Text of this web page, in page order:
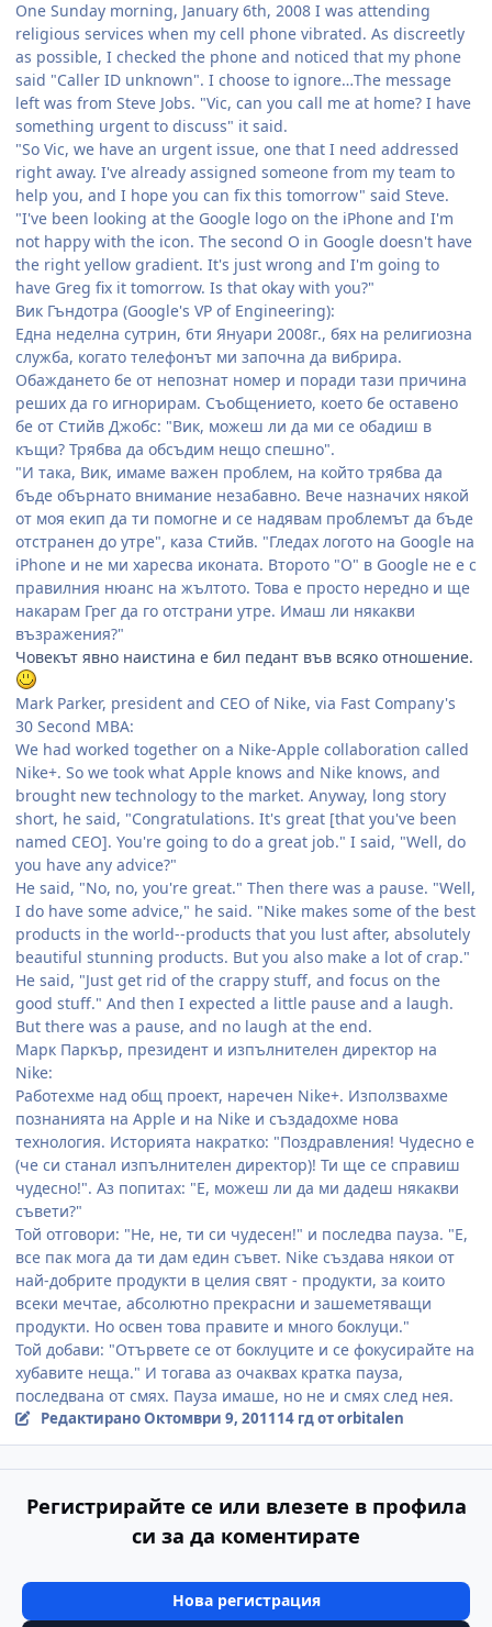
One Sunday morning, January 6th, 2008 I was attending
religious services when my cell phone vibrated. As discreetly
as possible, I checked the phone and noticed that my phone
said "Caller ID unknown". I choose to ignore…The message
left was from Steve Jobs. "Vic, can you call me at home? I have
something urgent to discuss" it said.
"So Vic, we have an urgent issue, one that I need addressed
right away. I've already assigned someone from my team to
help you, and I hope you can fix this tomorrow" said Steve.
"I've been looking at the Google logo on the iPhone and I'm
not happy with the icon. The second O in Google doesn't have
the right yellow gradient. It's just wrong and I'm going to
have Greg fix it tomorrow. Is that okay with you?"
Вик Гъндотра (Google's VP of Engineering):
Една неделна сутрин, 6ти Януари 2008г., бях на религиозна
служба, когато телефонът ми започна да вибрира.
Обаждането бе от непознат номер и поради тази причина
реших да го игнорирам. Съобщението, което бе оставено
бе от Стийв Джобс: "Вик, можеш ли да ми се обадиш в
къщи? Трябва да обсъдим нещо спешно".
"И така, Вик, имаме важен проблем, на който трябва да
бъде обърнато внимание незабавно. Вече назначих някой
от моя екип да ти помогне и се надявам проблемът да бъде
отстранен до утре", каза Стийв. "Гледах логото на Google на
iPhone и не ми харесва иконата. Второто "О" в Google не е с
правилния нюанс на жълтото. Това е просто нередно и ще
накарам Грег да го отстрани утре. Имаш ли някакви
възражения?"
Човекът явно наистина е бил педант във всяко отношение.
Mark Parker, president and CEO of Nike, via Fast Company's
30 Second MBA:
We had worked together on a Nike-Apple collaboration called
Nike+. So we took what Apple knows and Nike knows, and
brought new technology to the market. Anyway, long story
short, he said, "Congratulations. It's great [that you've been
named CEO]. You're going to do a great job." I said, "Well, do
you have any advice?"
He said, "No, no, you're great." Then there was a pause. "Well,
I do have some advice," he said. "Nike makes some of the best
products in the world--products that you lust after, absolutely
beautiful stunning products. But you also make a lot of crap."
He said, "Just get rid of the crappy stuff, and focus on the
good stuff." And then I expected a little pause and a laugh.
But there was a pause, and no laugh at the end.
Марк Паркър, президент и изпълнителен директор на
Nike:
Работехме над общ проект, наречен Nike+. Използвахме
познанията на Apple и на Nike и създадохме нова
технология. Историята накратко: "Поздравления! Чудесно е
(че си станал изпълнителен директор)! Ти ще се справиш
чудесно!". Аз попитах: "Е, можеш ли да ми дадеш някакви
съвети?"
Той отговори: "Не, не, ти си чудесен!" и последва пауза. "Е,
все пак мога да ти дам един съвет. Nike създава някои от
най-добрите продукти в целия свят - продукти, за които
всеки мечтае, абсолютно прекрасни и зашеметяващи
продукти. Но освен това правите и много боклуци."
Той добави: "Отървете се от боклуците и се фокусирайте на
хубавите неща." И тогава аз очаквах кратка пауза,
последвана от смях. Пауза имаше, но не и смях след нея.
РедактираноОктомври 9, 201114 гдот orbitalen
Регистрирайте се или влезете в профила
си за да коментирате
Нова регистрация